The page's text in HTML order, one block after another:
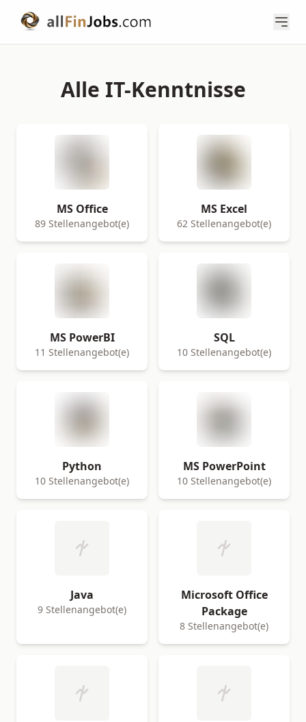
Alle IT-Kenntnisse
MS Office
89 Stellenangebot(e)
MS Excel
62 Stellenangebot(e)
MS PowerBI
11 Stellenangebot(e)
SQL
10 Stellenangebot(e)
Python
10 Stellenangebot(e)
MS PowerPoint
10 Stellenangebot(e)
Java
9 Stellenangebot(e)
Microsoft Office
Package
8 Stellenangebot(e)